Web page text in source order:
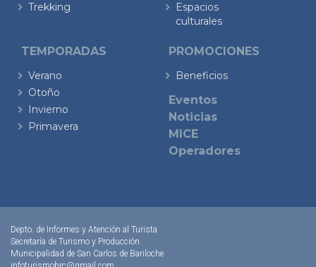
Trekking
Espacios
culturales
TEMPORADAS
Verano
Otoño
Invierno
Primavera
PROMOCIONES
Beneficios
Eventos
Noticias
MICE
Operadores
Depto. de Informes y Atención al Turista
Secretaría de Turismo y Producción
Municipalidad de San Carlos de Bariloche